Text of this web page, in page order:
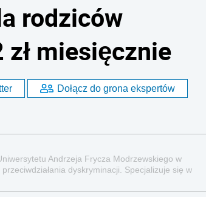
rodziców
miesięcznie
Dołącz do grona ekspertów
Andrzeja Frycza Modrzewskiego w
dyskryminacji. Specjalizuje się w